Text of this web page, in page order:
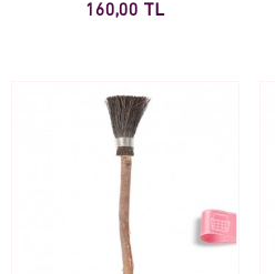
160,00 TL